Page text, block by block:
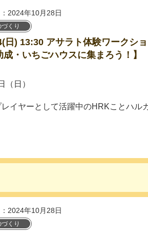
2024年10月28日
づくり
日) 13:30 アサラト体験ワークシ
成・いちごハウスに集まろう！】
（日）
イヤーとして活躍中のHRKことハル
2024年10月28日
づくり